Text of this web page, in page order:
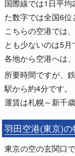
国際線では1日平
た数字では全国6位
こちらの空港では
とも少ないのは5
各地から空港へは
所要時間ですが、
駅から約4分です。
運賃は札幌～新千
羽田空港(東京)の
東京の空の玄関口